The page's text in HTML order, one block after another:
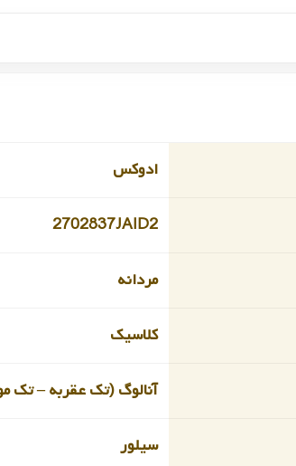
ادوکس
2702837JAID2
مردانه
کلاسیک
آنالوگ (تک عقربه – تک
سیلور